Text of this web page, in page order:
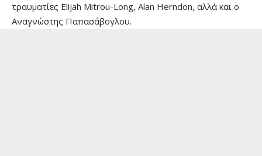
τραυματίες Elijah Mitrou-Long, Alan Herndon, αλλά και ο
Αναγνώστης Παπασάβογλου.